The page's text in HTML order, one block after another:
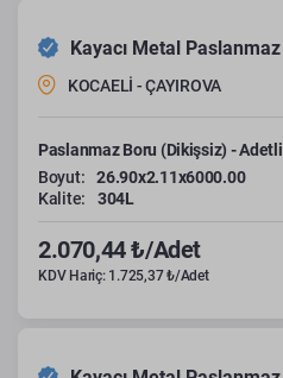
Kayacı Metal Paslanmaz
KOCAELİ - ÇAYIROVA
Paslanmaz Boru (Dikişsiz) - Adetli
Boyut:
26.90x2.11x6000.00
Kalite:
304L
2.070,44 ₺/Adet
KDV Hariç: 1.725,37 ₺/Adet